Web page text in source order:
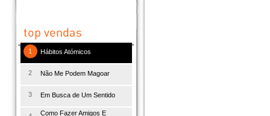
1 Hábitos Atómicos
2 Não Me Podem Magoar
3 Em Busca de Um Sentido
Como Fazer Amigos E